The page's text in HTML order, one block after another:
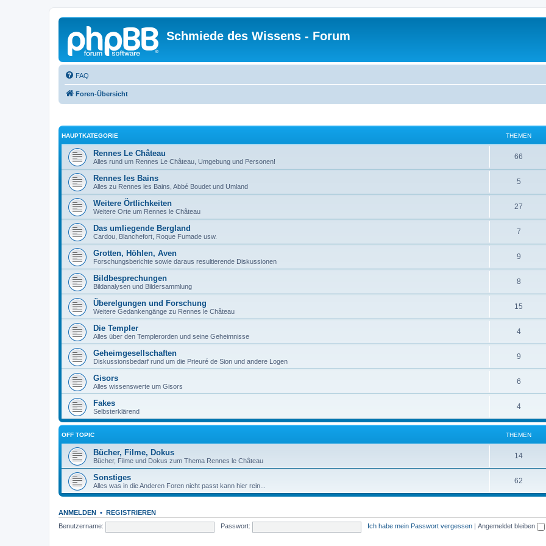
Schmiede des Wissens - Forum
FAQ
Foren-Übersicht
HAUPTKATEGORIE THEMEN
Rennes Le Château
Alles rund um Rennes Le Château, Umgebung und Personen!
66
Rennes les Bains
Alles zu Rennes les Bains, Abbé Boudet und Umland
5
Weitere Örtlichkeiten
Weitere Orte um Rennes le Château
27
Das umliegende Bergland
Cardou, Blanchefort, Roque Fumade usw.
7
Grotten, Höhlen, Aven
Forschungsberichte sowie daraus resultierende Diskussionen
9
Bildbesprechungen
Bildanalysen und Bildersammlung
8
Überelgungen und Forschung
Weitere Gedankengänge zu Rennes le Château
15
Die Templer
Alles über den Templerorden und seine Geheimnisse
4
Geheimgesellschaften
Diskussionsbedarf rund um die Prieuré de Sion und andere Logen
9
Gisors
Alles wissenswerte um Gisors
6
Fakes
Selbsterklärend
4
OFF TOPIC THEMEN
Bücher, Filme, Dokus
Bücher, Filme und Dokus zum Thema Rennes le Château
14
Sonstiges
Alles was in die Anderen Foren nicht passt kann hier rein...
62
ANMELDEN • REGISTRIEREN
Benutzername:
Passwort: Ich habe mein Passwort vergessen Angemeldet bleiben